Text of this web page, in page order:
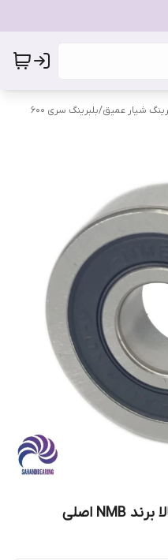
شیار عمیق/بلبرینگ سری 600